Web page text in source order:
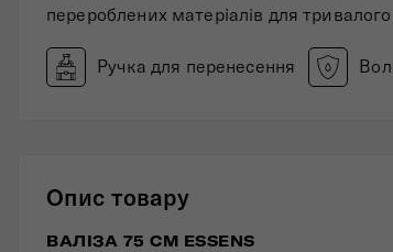
перероблених матеріалів для
Ручка для перенесення
Опис товару
ВАЛІЗА 75 СМ ESSENS